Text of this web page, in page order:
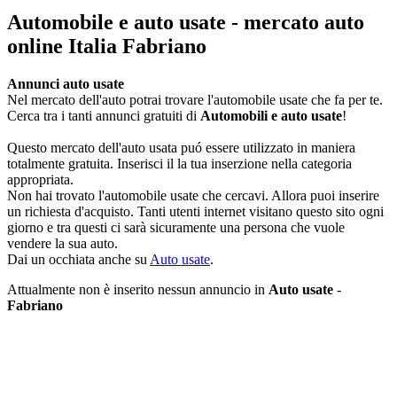
Automobile e auto usate - mercato auto
online Italia Fabriano
Annunci auto usate
Nel mercato dell'auto potrai trovare l'automobile usate che fa per te.
Cerca tra i tanti annunci gratuiti di Automobili e auto usate!
Questo mercato dell'auto usata puó essere utilizzato in maniera
totalmente gratuita. Inserisci il la tua inserzione nella categoria
appropriata.
Non hai trovato l'automobile usate che cercavi. Allora puoi inserire
un richiesta d'acquisto. Tanti utenti internet visitano questo sito ogni
giorno e tra questi ci sarà sicuramente una persona che vuole
vendere la sua auto.
Dai un occhiata anche su Auto usate.
Attualmente non è inserito nessun annuncio in Auto usate -
Fabriano